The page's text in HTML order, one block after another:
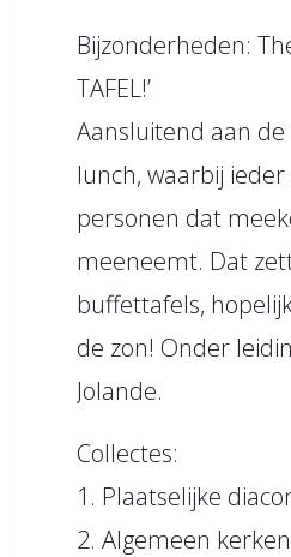
Bijzonderheden:
TAFEL!’
Aansluitend aan de
lunch, waarbij
personen dat
meeneemt. Dat
buffettafels,
de zon! Onder
Jolande.
Collectes:
1. Plaatselijke
2. Algemeen